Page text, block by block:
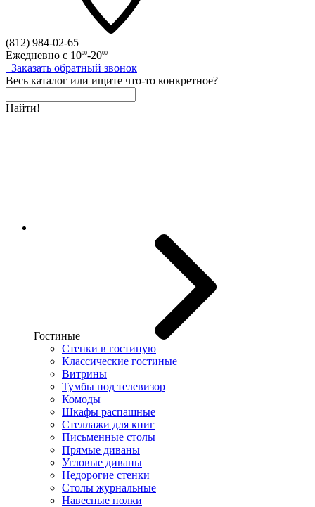
(812) 984-02-65
Ежедневно с 1000-2000
Заказать обратный звонок
Весь каталог или ищите что-то конкретное?
Найти!
Гостиные
Стенки в гостиную
Классические гостиные
Витрины
Тумбы под телевизор
Комоды
Шкафы распашные
Стеллажи для книг
Письменные столы
Прямые диваны
Угловые диваны
Недорогие стенки
Столы журнальные
Навесные полки